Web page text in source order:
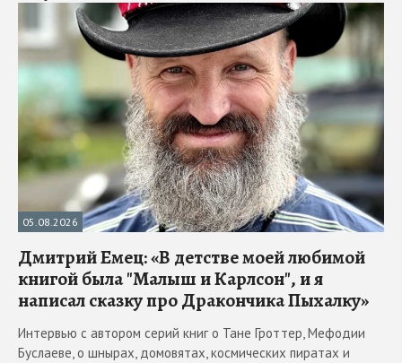
05.08.2026
Дмитрий Емец: «В детстве моей любимой
книгой была "Малыш и Карлсон", и я
написал сказку про Дракончика Пыхалку»
Интервью с автором серий книг о Тане Гроттер, Мефодии
Буслаеве, о шнырах, домовятах, космических пиратах и